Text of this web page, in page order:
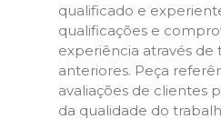
qualificado e
qualificações e
experiência através de
anteriores. Peça
avaliações de clientes
da qualidade do